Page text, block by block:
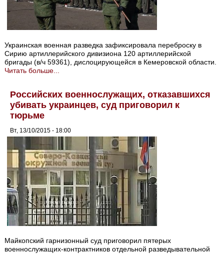
Украинская военная разведка зафиксировала переброску в
Сирию артиллерийского дивизиона 120 артиллерийской
бригады (в/ч 59361), дислоцирующейся в Кемеровской области.
Читать больше...
Российских военнослужащих, отказавшихся
убивать украинцев, суд приговорил к
тюрьме
Вт, 13/10/2015 - 18:00
Майкопский гарнизонный суд приговорил пятерых
военнослужащих-контрактников отдельной разведывательной